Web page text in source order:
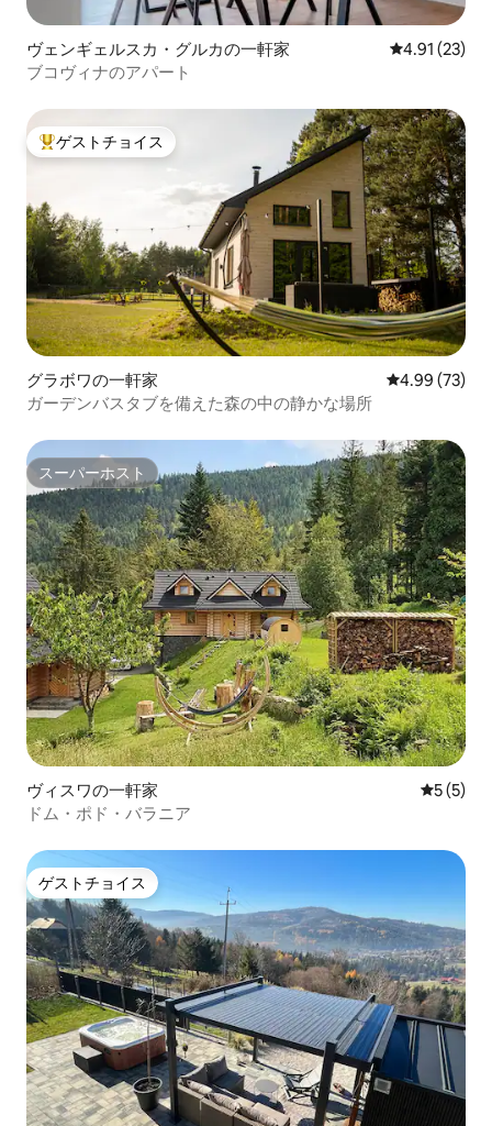
ヴェンギェルスカ・グルカの一軒家 レビュー23
4.91 (23)
ブコヴィナのアパート
大好評のゲストチョイスです。
ゲストチョイス
グラボワの一軒家 レビュー73
4.99 (73)
ガーデンバスタブを備えた森の中の静かな場所
スーパーホスト
スーパーホスト
ヴィスワの一軒家 レビュー
5 (5)
ドム・ポド・バラニア
ゲストチョイス
ゲストチョイス